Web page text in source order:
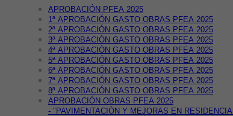
APROBACIÓN PFEA 2025
1ª APROBACIÓN GASTO OBRAS PFEA 2025
2ª APROBACIÓN GASTO OBRAS PFEA 2025
3ª APROBACIÓN GASTO OBRAS PFEA 2025
4ª APROBACIÓN GASTO OBRAS PFEA 2025
5ª APROBACIÓN GASTO OBRAS PFEA 2025
6ª APROBACIÓN GASTO OBRAS PFEA 2025
7ª APROBACIÓN GASTO OBRAS PFEA 2025
8ª APROBACIÓN GASTO OBRAS PFEA 2025
APROBACIÓN OBRAS PFEA 2025
- "PAVIMENTACIÓN Y MEJORAS EN